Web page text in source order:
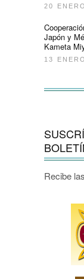
20
Japón y
Kameta
13
Recibe